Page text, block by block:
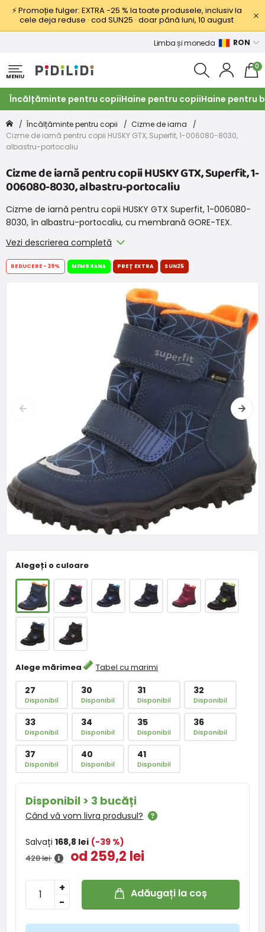
⚡ Promoție fulger: EXTRA −25 % la toate produsele, inclusiv la
cele deja reduse · cod SUN25 · doar până luni, 10 august
Limba și moneda RON
MENIU
0
Încălțăminte pentru copiiHaine pentru copiiHaine pentru
Încălțăminte pentru copii
Cizme de iarna
Cizme de iarnă pentru copii HUSKY GTX, Superfit, 1-006080-8030,
albastru-portocaliu
Cizme de iarnă pentru copii HUSKY GTX, Superfit, 1-
006080-8030, albastru-portocaliu
Cizme de iarnă pentru copii HUSKY GTX Superfit, 1-006080-
8030, în albastru-portocaliu, cu membrană GORE-TEX.
Vezi descrierea completă
Alegeți o culoare
Alege mărimea Tabel cu marimi
27
Disponibil
30
Disponibil
31
Disponibil
32
Disponibil
33
Disponibil
34
Disponibil
35
Disponibil
36
Disponibil
37
Disponibil
40
Disponibil
41
Disponibil
Disponibil > 3 bucăți
Când vă vom livra produsul?
Salvați 168,8 lei (-39 %)
428 lei od 259,2 lei
-
+ Adăugați la coș
REDUCERE -39% MEMBRÁNA PREȚ EXTRA SUN25